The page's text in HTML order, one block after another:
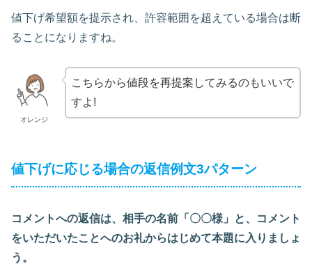
値下げ希望額を提示され、許容範囲を超えている場合は断
ることになりますね。
オレンジ
こちらから値段を再提案してみるのもいいで
すよ!
値下げに応じる場合の返信例文3パターン
コメントへの返信は、相手の名前「〇〇様」と、コメント
をいただいたことへのお礼からはじめて本題に入りましょ
う。